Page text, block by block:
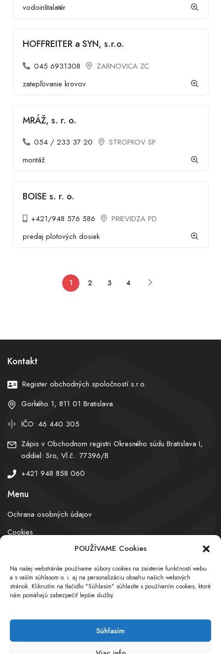
POUŽÍVAME Cookies
Na našej webstránke používame súbory cookies na zaistenie funkčnosti webu
a s vaším súhlasom o. i. aj na personalizáciu obsahu našich webových
stránok. Kliknutím na tlačidlo "Súhlasím" súhlasíte s používaním cookies, ktoré
nám pomáhajú zabezpečiť lepšie služby.
Súhlasím
vodoinštalatér
HOFFREITER a SYN, s.r.o.
045 6931308
ZARNOVICA ZC
zatepľovanie krovov
MRÁŽ, s. r. o.
054 / 233 37 20
STROPKOV SP
montáž
BOISE s. r. o.
+421/948 576 586
PRIEVIDZA PD
predaj plotových dosiek
1 2 3 4
Kontakt
Register obchodných spoločností s.r.o.
Gorkého 1, 811 01 Bratislava
IČO: 46 440 305
Zápis v Obchodnom registri Okresného súdu Bratislava I,
oddiel: Sro, Vl.č.: 77396/B
+421 948 858 060
Menu
Ochrana osobných údajov
Cookies
© obchodnyregister.com – All rights reserved